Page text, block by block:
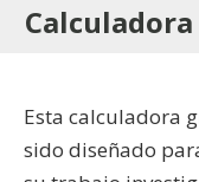
Esta calculadora
sido diseñado